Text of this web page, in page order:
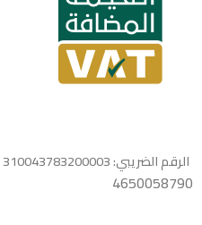
الرقم الضريبي: 310043783200003
4650058790